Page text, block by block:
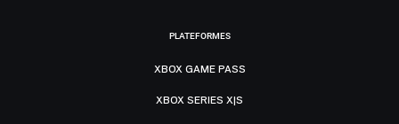
PLATEFORMES
XBOX GAME PASS
XBOX SERIES X|S